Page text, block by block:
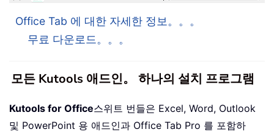
Office Tab 에 대한 자세한 정보。。。
무료 다운로드。。。
모든 Kutools 애드인。 하나의 설치 프로그램
Kutools for Office스위트 번들은 Excel, Word, Outlook
및 PowerPoint 용 애드인과 Office Tab Pro 를 포함하